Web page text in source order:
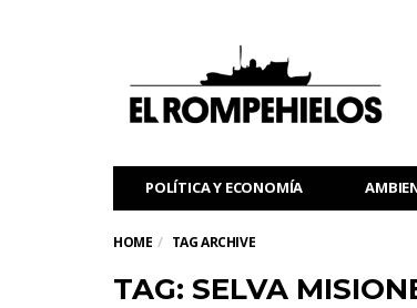
POLÍTICA Y ECONOMÍA
HOME TAG ARCHIVE
TAG: SELVA